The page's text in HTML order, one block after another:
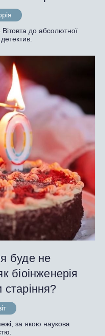
до абсолютної
буде не
біоінженерія
за якою наукова